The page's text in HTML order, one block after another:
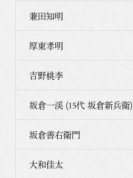
兼田知明
厚東孝明
吉野桃李
坂倉一渓 (15代 坂倉新兵衛)
坂倉善右衛門
大和佳太